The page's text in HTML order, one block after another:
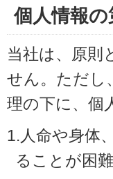
個人情報
当社は、原則
せん。ただし
理の下に、個
1.人命や身体
ることが困難